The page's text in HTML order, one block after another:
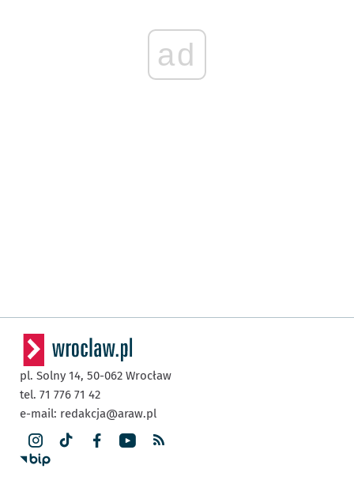
ad
pl. Solny 14, 50-062 Wrocław
tel. 71 776 71 42
e-mail: redakcja@araw.pl